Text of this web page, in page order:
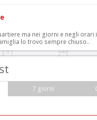
ma nei giorni e negli orari
lo trovo sempre chiuso..
7 giorni